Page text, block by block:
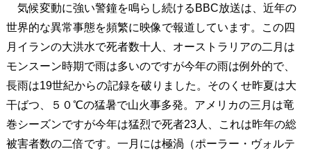
気候変動に強い警鐘を鳴らし続けるBBC放送は、近年の
世界的な異常事態を頻繁に映像で報道しています。この四
月イランの大洪水で死者数十人、オーストラリアの二月は
モンスーン時期で雨は多いのですが今年の雨は例外的で、
長雨は19世紀からの記録を破りました。そのくせ昨夏は大
干ばつ、５０℃の猛暑で山火事多発。アメリカの三月は竜
巻シーズンですが今年は猛烈で死者23人、これは昨年の総
被害者数の二倍です。一月には極渦（ポーラー・ヴォルテ